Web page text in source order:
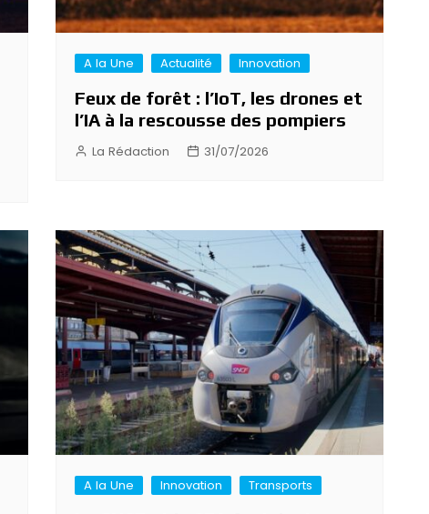
A la Une Actualité Innovation
Feux de forêt : l’IoT, les drones et
l’IA à la rescousse des pompiers
La Rédaction 31/07/2026
A la Une Innovation Transports